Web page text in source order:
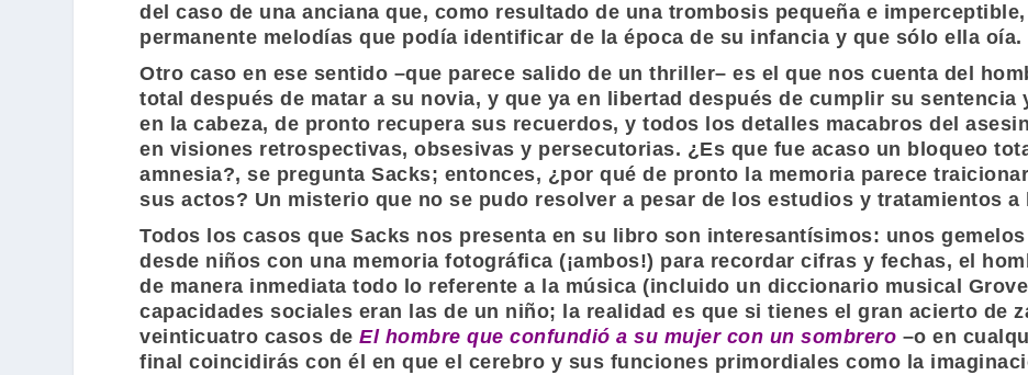
del caso de una anciana que, como resultado de una trombosis pequeña e
permanente melodías que podía identificar de la época de su infancia y que sólo ella oía.
Otro caso en ese sentido –que parece salido de un thriller– es el que nos cuenta del
total después de matar a su novia, y que ya en libertad después de cumplir su
en la cabeza, de pronto recupera sus recuerdos, y todos los detalles macabros del
en visiones retrospectivas, obsesivas y persecutorias. ¿Es que fue acaso un bloqueo
amnesia?, se preguntaSacks; entonces, ¿por qué de pronto la memoria parece
sus actos? Un misterio que no se pudo resolver a pesar de los estudios y tratamientos a
Todos los casos queSacks nos presenta en su libro son interesantísimos: unos
desde niños con una memoria fotográfica (¡ambos!) para recordar cifras y fechas, el
de manera inmediata todo lo referente a la música (incluido un diccionario musical Grove
capacidades sociales eran las de un niño; la realidad es que si tienes el gran acierto de
veinticuatro casos deEl hombre que confundió a su mujer con un sombrero –o en
final coincidirás con él en que el cerebro y sus funciones primordiales como la